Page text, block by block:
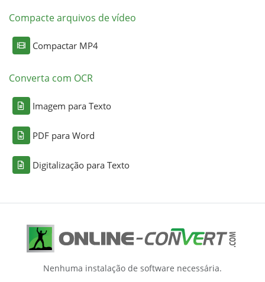
Compacte arquivos de vídeo
Compactar MP4
Converta com OCR
Imagem para Texto
PDF para Word
Digitalização para Texto
Nenhuma instalação de software necessária.